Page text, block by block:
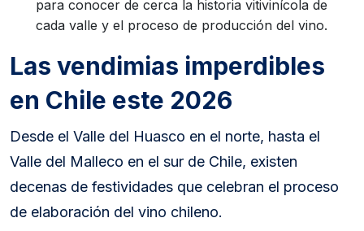
para conocer de cerca la historia vitivinícola de
cada valle y el proceso de producción del vino.
Las vendimias imperdibles
en Chile este 2026
Desde el Valle del Huasco en el norte, hasta el
Valle del Malleco en el sur de Chile, existen
decenas de festividades que celebran el proceso
de elaboración del vino chileno.